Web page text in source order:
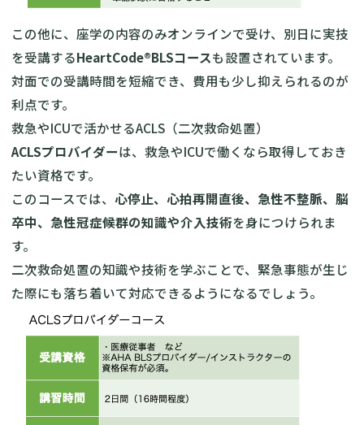
この他に、座学の内容のみオンラインで受け、別日に実技
を受講するHeartCode®BLSコースも設置されています。
対面での受講時間を短縮でき、費用も少し抑えられるのが
利点です。
救急やICUで活かせるACLS（二次救命処置）
ACLSプロバイダーは、救急やICUで働くなら取得しておき
たい資格です。
このコースでは、 心停止、心拍再開直後、急性不整脈、脳
卒中、急性冠症候群の知識や介入技術を身につけられま
す。
二次救命処置の知識や技術を学ぶことで、緊急事態が生じ
た際にも落ち着いて対応できるようになるでしょう。